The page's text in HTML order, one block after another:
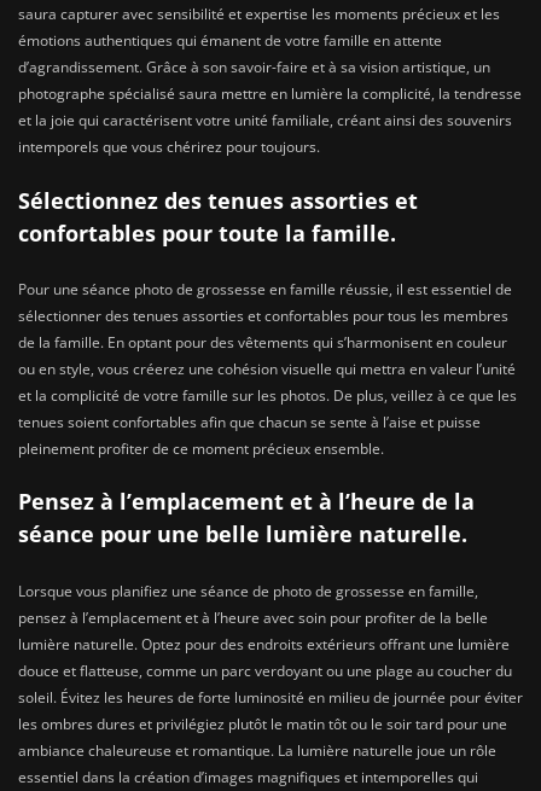
saura capturer avec sensibilité et expertise les moments précieux et les
émotions authentiques qui émanent de votre famille en attente
d’agrandissement. Grâce à son savoir-faire et à sa vision artistique, un
photographe spécialisé saura mettre en lumière la complicité, la tendresse
et la joie qui caractérisent votre unité familiale, créant ainsi des souvenirs
intemporels que vous chérirez pour toujours.
Sélectionnez des tenues assorties et
confortables pour toute la famille.
Pour une séance photo de grossesse en famille réussie, il est essentiel de
sélectionner des tenues assorties et confortables pour tous les membres
de la famille. En optant pour des vêtements qui s’harmonisent en couleur
ou en style, vous créerez une cohésion visuelle qui mettra en valeur l’unité
et la complicité de votre famille sur les photos. De plus, veillez à ce que les
tenues soient confortables afin que chacun se sente à l’aise et puisse
pleinement profiter de ce moment précieux ensemble.
Pensez à l’emplacement et à l’heure de la
séance pour une belle lumière naturelle.
Lorsque vous planifiez une séance de photo de grossesse en famille,
pensez à l’emplacement et à l’heure avec soin pour profiter de la belle
lumière naturelle. Optez pour des endroits extérieurs offrant une lumière
douce et flatteuse, comme un parc verdoyant ou une plage au coucher du
soleil. Évitez les heures de forte luminosité en milieu de journée pour éviter
les ombres dures et privilégiez plutôt le matin tôt ou le soir tard pour une
ambiance chaleureuse et romantique. La lumière naturelle joue un rôle
essentiel dans la création d’images magnifiques et intemporelles qui